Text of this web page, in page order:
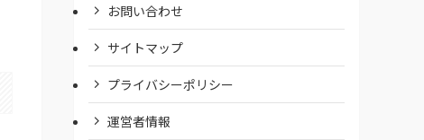
お問い合わせ
サイトマップ
プライバシーポリシー
運営者情報